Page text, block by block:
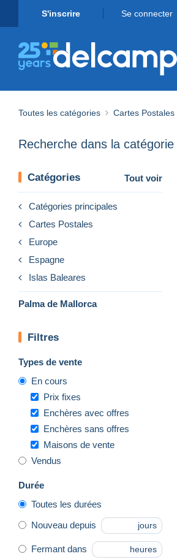
S'inscrire Se connecter
Toutes les catégories Cartes Postales
Recherche dans la catégorie
Catégories Tout voir
Catégories principales
Cartes Postales
Europe
Espagne
Islas Baleares
Palma de Mallorca
Filtres
Types de vente
En cours
Prix fixes
Enchères avec offres
Enchères sans offres
Maisons de vente
Vendus
Durée
Toutes les durées
Nouveau depuis jours
Fermant dans heures